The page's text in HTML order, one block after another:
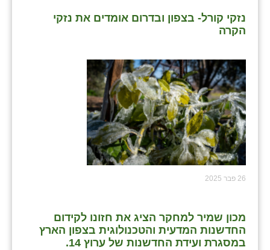
נזקי קורל- בצפון ובדרום אומדים את נזקי
הקרה
26 פבר 2025
מכון שמיר למחקר הציג את חזונו לקידום
החדשנות המדעית והטכנולוגית בצפון הארץ
במסגרת ועידת החדשנות של ערוץ 14.